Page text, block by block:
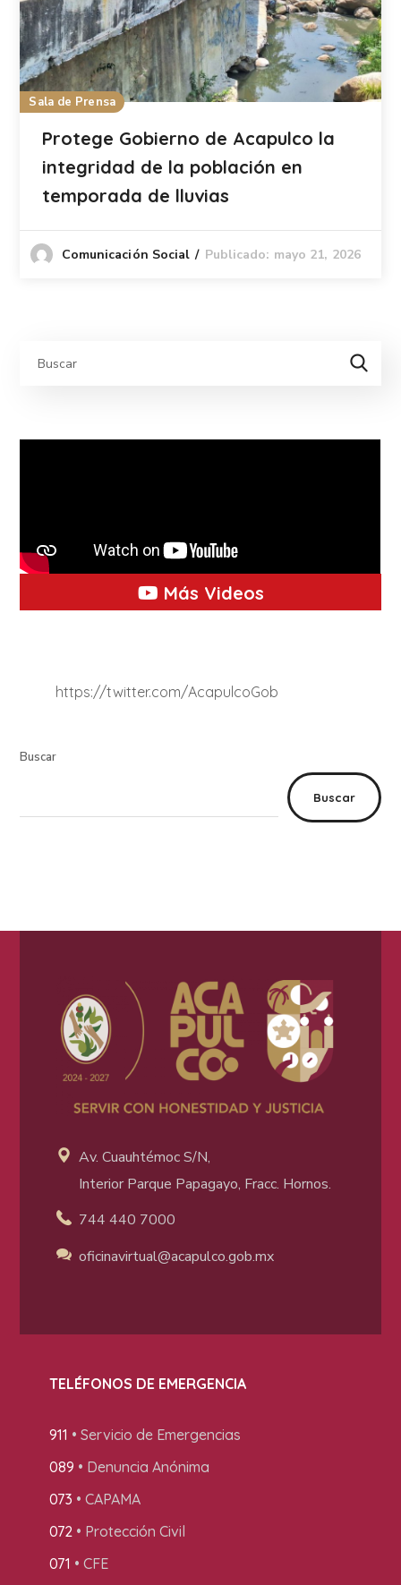
Sala de Prensa
Protege Gobierno de Acapulco la
integridad de la población en
temporada de lluvias
Comunicación Social Publicado: mayo 21, 2026
Más Videos
https://twitter.com/AcapulcoGob
Buscar
Buscar
Av. Cuauhtémoc S/N,
Interior Parque Papagayo, Fracc. Hornos.
744 440 7000
oficinavirtual@acapulco.gob.mx
TELÉFONOS DE EMERGENCIA
911 • Servicio de Emergencias
089 • Denuncia Anónima
073 • CAPAMA
072 • Protección Civil
071 • CFE